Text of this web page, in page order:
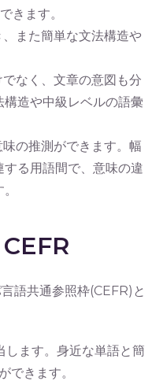
きます。
また簡単な文法構造や
なく、文章の意図も分
造や中級レベルの語彙
の推測ができます。幅
る用語間で、意味の違
語共通参照枠(CEFR)と
します。身近な単語と簡
できます。